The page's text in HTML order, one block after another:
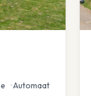
•Automaat